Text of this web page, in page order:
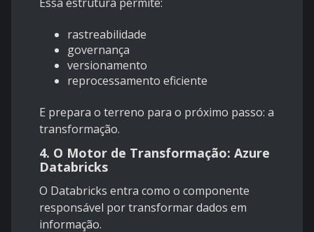
rastreabilidade
governança
versionamento
reprocessamento eficiente
E prepara o terreno para o próximo passo: a
transformação.
4. O Motor de Transformação: Azure
Databricks
O Databricks entra como o componente
responsável por transformar dados em
informação.